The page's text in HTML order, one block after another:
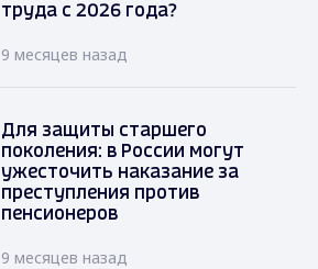
труда с 2026 года?
9 месяцев назад
Для защиты старшего
поколения: в России могут
ужесточить наказание за
преступления против
пенсионеров
9 месяцев назад